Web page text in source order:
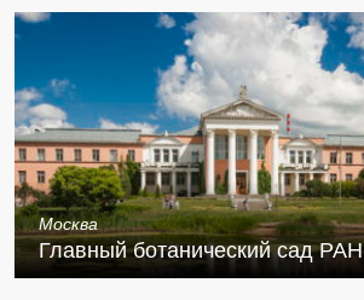
Москва
Главный ботанический сад РАН